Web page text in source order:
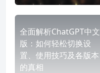
全面解析ChatGPT中文
版：如何轻松切换设
置、使用技巧及各版本
的真相